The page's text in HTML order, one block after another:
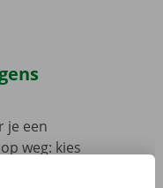
je een
weg: kies